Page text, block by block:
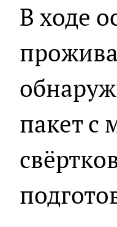
В ходе
пакет с